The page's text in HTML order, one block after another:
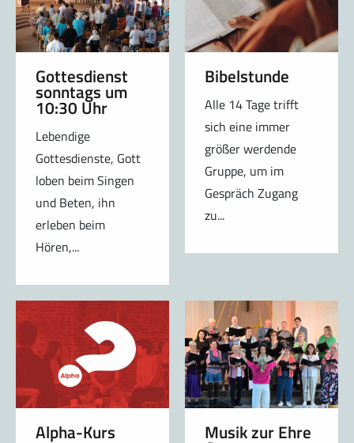
Gottesdienst
sonntags um
10:30 Uhr
Lebendige
Gottesdienste, Gott
loben beim Singen
und Beten, ihn
erleben beim
Hören,...
Bibelstunde
Alle 14 Tage trifft
sich eine immer
größer werdende
Gruppe, um im
Gespräch Zugang
zu...
Alpha-Kurs Musik zur Ehre